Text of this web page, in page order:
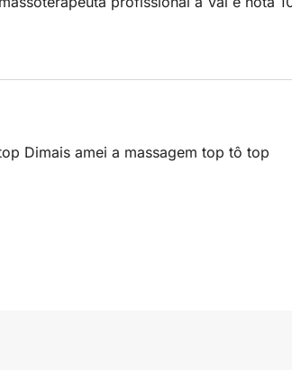
Dimais amei a massagem top tô top